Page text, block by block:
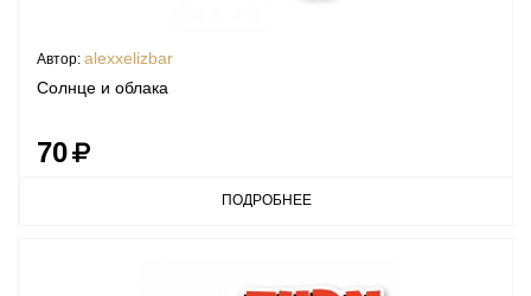
Автор: alexxelizbar
Солнце и облака
70
ПОДРОБНЕЕ